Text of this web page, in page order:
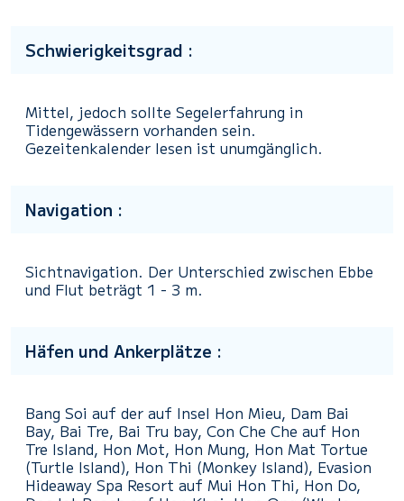
Schwierigkeitsgrad :
Mittel, jedoch sollte Segelerfahrung in
Tidengewässern vorhanden sein.
Gezeitenkalender lesen ist unumgänglich.
Navigation :
Sichtnavigation. Der Unterschied zwischen Ebbe
und Flut beträgt 1 - 3 m.
Häfen und Ankerplätze :
Bang Soi auf der auf Insel Hon Mieu, Dam Bai
Bay, Bai Tre, Bai Tru bay, Con Che Che auf Hon
Tre Island, Hon Mot, Hon Mung, Hon Mat Tortue
(Turtle Island), Hon Thi (Monkey Island), Evasion
Hideaway Spa Resort auf Mui Hon Thi, Hon Do,